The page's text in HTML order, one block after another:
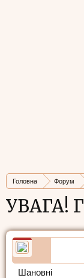
Головна Форум
УВАГА!
Шановні